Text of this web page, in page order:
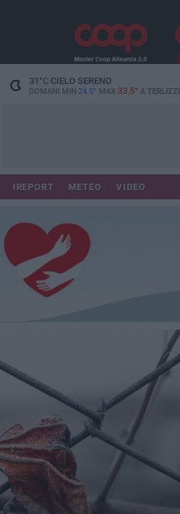
31 °CCIELO SERENO
DOMANI MIN 24.5° MAX 33.5° A TERLIZZI
IREPORT METEO VIDEO